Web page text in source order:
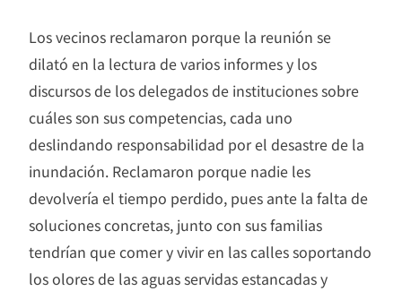
Los vecinos reclamaron porque la reunión se
dilató en la lectura de varios informes y los
discursos de los delegados de instituciones sobre
cuáles son sus competencias, cada uno
deslindando responsabilidad por el desastre de la
inundación. Reclamaron porque nadie les
devolvería el tiempo perdido, pues ante la falta de
soluciones concretas, junto con sus familias
tendrían que comer y vivir en las calles soportando
los olores de las aguas servidas estancadas y